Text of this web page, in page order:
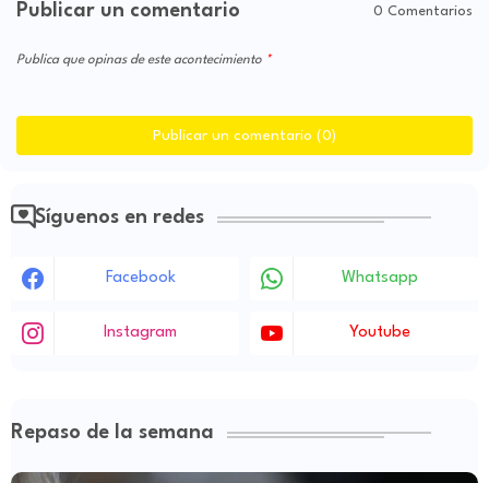
Publicar un comentario 0 Comentarios
Publica que opinas de este acontecimiento
Publicar un comentario (0)
Síguenos en redes
Facebook Whatsapp
Instagram Youtube
Repaso de la semana